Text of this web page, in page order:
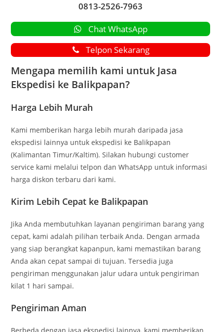
0813-2526-7963
Chat WhatsApp
Telpon Sekarang
Mengapa memilih kami untuk Jasa
Ekspedisi ke Balikpapan?
Harga Lebih Murah
Kami memberikan harga lebih murah daripada jasa
ekspedisi lainnya untuk ekspedisi ke Balikpapan
(Kalimantan Timur/Kaltim). Silakan hubungi customer
service kami melalui telpon dan WhatsApp untuk informasi
harga diskon terbaru dari kami.
Kirim Lebih Cepat ke Balikpapan
Jika Anda membutuhkan layanan pengiriman barang yang
cepat, kami adalah pilihan terbaik Anda. Dengan armada
yang siap berangkat kapanpun, kami memastikan barang
Anda akan cepat sampai di tujuan. Tersedia juga
pengiriman menggunakan jalur udara untuk pengiriman
kilat 1 hari sampai.
Pengiriman Aman